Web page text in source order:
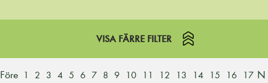
VISA FÄRRE FILTER
Före 1 2 3 4 5 6 7 8 9 10 11 12 13 14 15 16
17 N